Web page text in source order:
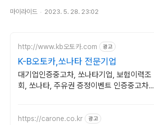
마이라이드 2023. 5. 28. 23:02
http://www.kb오토카.com 광고
K-B오토카,쏘나타 전문기업
대기업인증중고차, 쏘나타기업, 보험이력조
회, 쏘나타, 주유권 증정이벤트 인증중고차 7
https://carone.co.kr 광고